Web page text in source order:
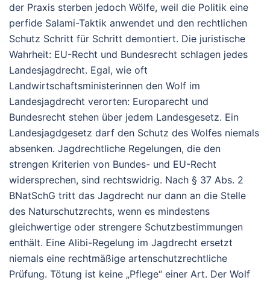
der Praxis sterben jedoch Wölfe, weil die Politik eine
perfide Salami-Taktik anwendet und den rechtlichen
Schutz Schritt für Schritt demontiert. Die juristische
Wahrheit: EU-Recht und Bundesrecht schlagen jedes
Landesjagdrecht. Egal, wie oft
Landwirtschaftsministerinnen den Wolf im
Landesjagdrecht verorten: Europarecht und
Bundesrecht stehen über jedem Landesgesetz. Ein
Landesjagdgesetz darf den Schutz des Wolfes niemals
absenken. Jagdrechtliche Regelungen, die den
strengen Kriterien von Bundes- und EU-Recht
widersprechen, sind rechtswidrig. Nach § 37 Abs. 2
BNatSchG tritt das Jagdrecht nur dann an die Stelle
des Naturschutzrechts, wenn es mindestens
gleichwertige oder strengere Schutzbestimmungen
enthält. Eine Alibi-Regelung im Jagdrecht ersetzt
niemals eine rechtmäßige artenschutzrechtliche
Prüfung. Tötung ist keine „Pflege“ einer Art. Der Wolf